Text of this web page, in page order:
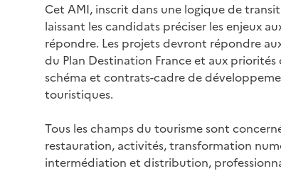
Cet AMI, inscrit dans une logique de
laissant les candidats préciser les enjeux
répondre. Les projets devront répondre
du Plan Destination France et aux
schéma et contrats-cadre de
touristiques.
Tous les champs du tourisme sont
restauration, activités, transformation
intermédiation et distribution,